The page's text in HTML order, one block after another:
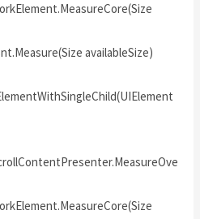
availableSize)